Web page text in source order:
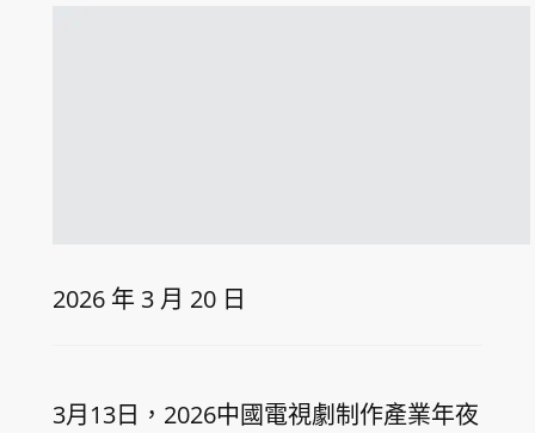
2026 年 3 月 20 日
3月13日，2026中國電視劇制作產業年夜